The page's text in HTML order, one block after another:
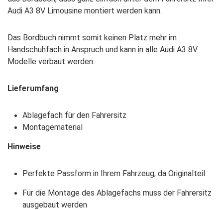
Audi A3 8V Limousine montiert werden kann.
Das Bordbuch nimmt somit keinen Platz mehr im
Handschuhfach in Anspruch und kann in alle Audi A3 8V
Modelle verbaut werden.
Lieferumfang
Ablagefach für den Fahrersitz
Montagematerial
Hinweise
Perfekte Passform in Ihrem Fahrzeug, da Originalteil
Für die Montage des Ablagefachs muss der Fahrersitz
ausgebaut werden